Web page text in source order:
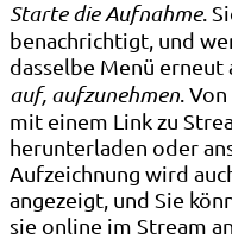
Starte die Aufnahme.
benachrichtigt, und
dasselbe Menü
auf, aufzunehmen .
mit einem Link zu
herunterladen oder
Aufzeichnung wird
angezeigt, und Sie
sie online im Stream